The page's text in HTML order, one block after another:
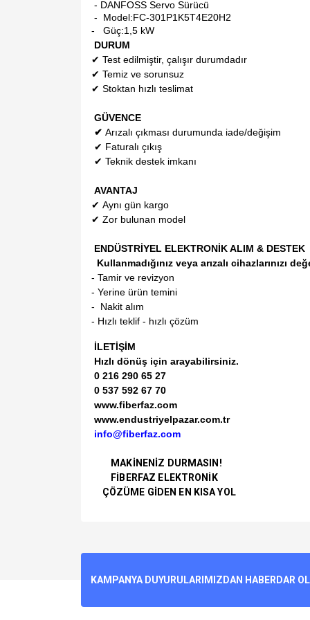
- DANFOSS Servo Sürücü
- Model:FC-301P1K5T4E20H2
-
Güç:1,5 kW
DURUM
✔ Test edilmiştir, çalışır durumdadır
✔ Temiz ve sorunsuz
✔ Stoktan hızlı teslimat
GÜVENCE
✔ Arızalı çıkması durumunda iade/değişim
✔ Faturalı çıkış
✔ Teknik destek imkanı
AVANTAJ
✔ Aynı gün kargo
✔ Zor bulunan model
ENDÜSTRİYEL ELEKTRONİK ALIM & DESTEK
Kullanmadığınız veya arızalı cihazlarınızı
- Tamir ve revizyon
- Yerine ürün temini
- Nakit alım
- Hızlı teklif - hızlı çözüm
İLETİŞİM
Hızlı dönüş için arayabilirsiniz.
0 216 290 65 27
0 537 592 67 70
www.fiberfaz.com
www.endustriyelpazar.com.tr
info@fiberfaz.com
MAKİNENİZ DURMASIN!
FİBERFAZ ELEKTRONİK
ÇÖZÜME GİDEN EN KISA YOL
Ürün resmi kalitesiz, bozuk veya
KAMPANYA DUYURULARIMIZDAN HABERDAR